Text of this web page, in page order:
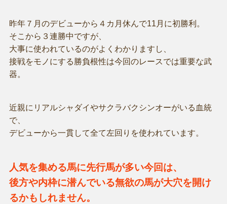
昨年７月のデビューから４カ月休んで11月に初勝利。
そこから３連勝中ですが、
大事に使われているのがよくわかりますし、
接戦をモノにする勝負根性は今回のレースでは重要な武
器。
近親にリアルシャダイやサクラバクシンオーがいる血統
で、
デビューから一貫して全て左回りを使われています。
人気を集める馬に先行馬が多い今回は、
後方や内枠に潜んでいる無欲の馬が大穴を開け
るかもしれません。